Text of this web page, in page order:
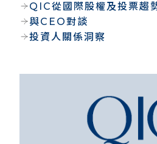
QIC從國際股權及投票趨
與CEO對談
投資人關係洞察